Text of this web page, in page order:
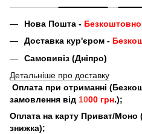
Нова Пошта - Безкоштовно
Доставка кур'єром -
Самовивіз (Дніпро)
Детальніше про доставку
Оплата при отриманні
замовлення від 1000 грн.);
Оплата на карту Приват/Моно
знижка);